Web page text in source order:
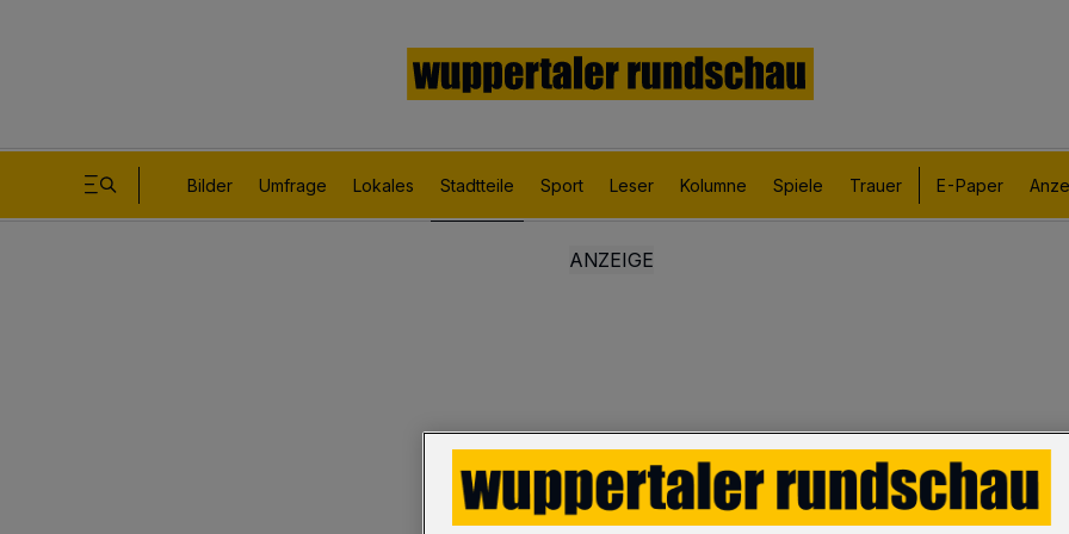
Bilder Umfrage Lokales Stadtteile Sport Leser Kolumne Spiele Trauer E-Paper